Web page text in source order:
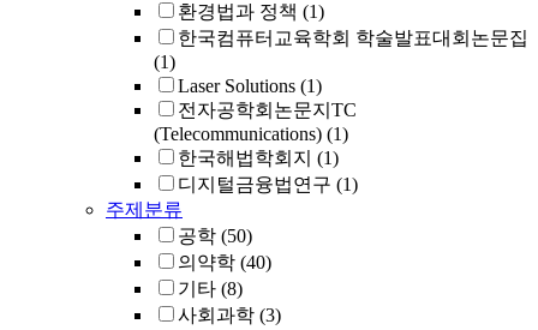
환경법과 정책 (1)
한국컴퓨터교육학회 학술발표대회논문집
(1)
Laser Solutions (1)
전자공학회논문지TC
(Telecommunications) (1)
한국해법학회지 (1)
디지털금융법연구 (1)
주제분류
공학 (50)
의약학 (40)
기타 (8)
사회과학 (3)